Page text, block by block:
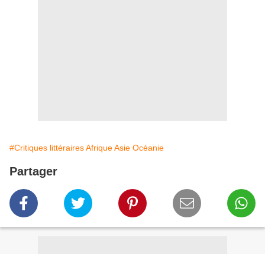
#Critiques littéraires Afrique Asie Océanie
Partager